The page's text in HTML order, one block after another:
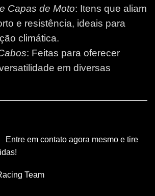
Capas de Moto: Itens que aliam
e resistência, ideais para
climática.
: Feitas para oferecer
em diversas
Entre em contato agora mesmo e tire
Team